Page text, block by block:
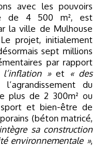
avec les pouvoirs
de 4 500 m², est
la ville de Mulhouse
projet, initialement
sept millions
par rapport
l’inflation »et « des
du
plus de 2 300m² ou
sport et bien-être de
(béton matricé,
sa construction
environnementale »,